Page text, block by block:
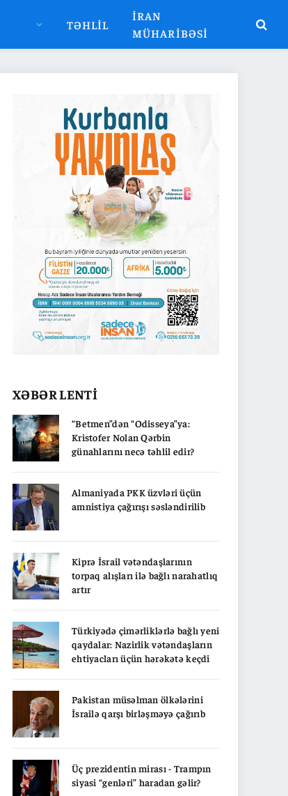
TƏHLIL
İRAN
MÜHARIBƏSI
XƏBƏR LENTİ
“Betmen”dən “Odisseya”ya:
Kristofer Nolan Qərbin
günahlarını necə təhlil edir?
Almaniyada PKK üzvləri üçün
amnistiya çağırışı səsləndirilib
Kiprə İsrail vətəndaşlarının
torpaq alışları ilə bağlı narahatlıq
artır
Türkiyədə çimərliklərlə bağlı yeni
qaydalar: Nazirlik vətəndaşların
ehtiyacları üçün hərəkətə keçdi
Pakistan müsəlman ölkələrini
İsrailə qarşı birləşməyə çağırıb
Üç prezidentin mirası - Trampın
siyasi “genləri” haradan gəlir?